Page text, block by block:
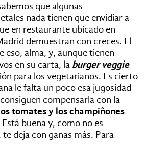
que algunas
nada tienen que envidiar a
en restaurante ubicado en
demuestran con creces. El
eso, alma, y, aunque tienen
en su carta, la burger veggie
para los vegetarianos. Es cierto
le falta un poco esa jugosidad
compensarla con la
tomates y los champiñones
buena y, como no es
deja con ganas más. Para